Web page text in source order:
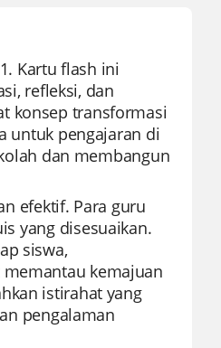
Kartu flash ini
refleksi, dan
konsep transformasi
untuk pengajaran di
dan membangun
efektif. Para guru
yang disesuaikan.
siswa,
kemajuan
istirahat yang
pengalaman